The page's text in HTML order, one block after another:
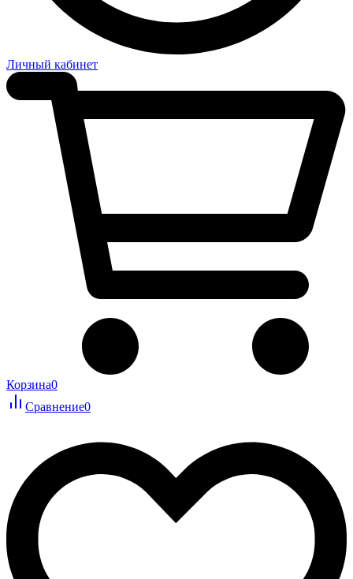
Личный кабинет
Корзина0
Сравнение0